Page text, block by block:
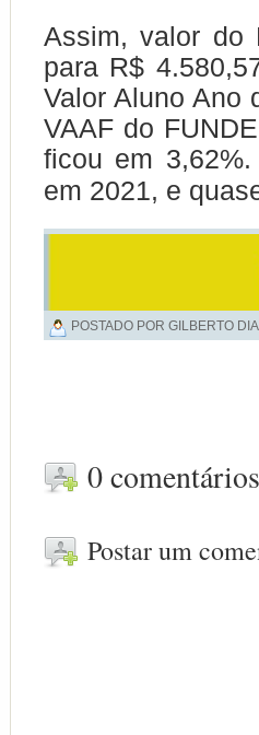
Assim, valor do
para R$
Valor Aluno Ano
VAAF do
ficou em
em 2021, e
POSTADO POR GILBERTO
0
Postar um